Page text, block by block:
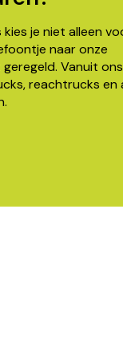
je niet alleen
naar onze
Vanuit
reachtrucks en